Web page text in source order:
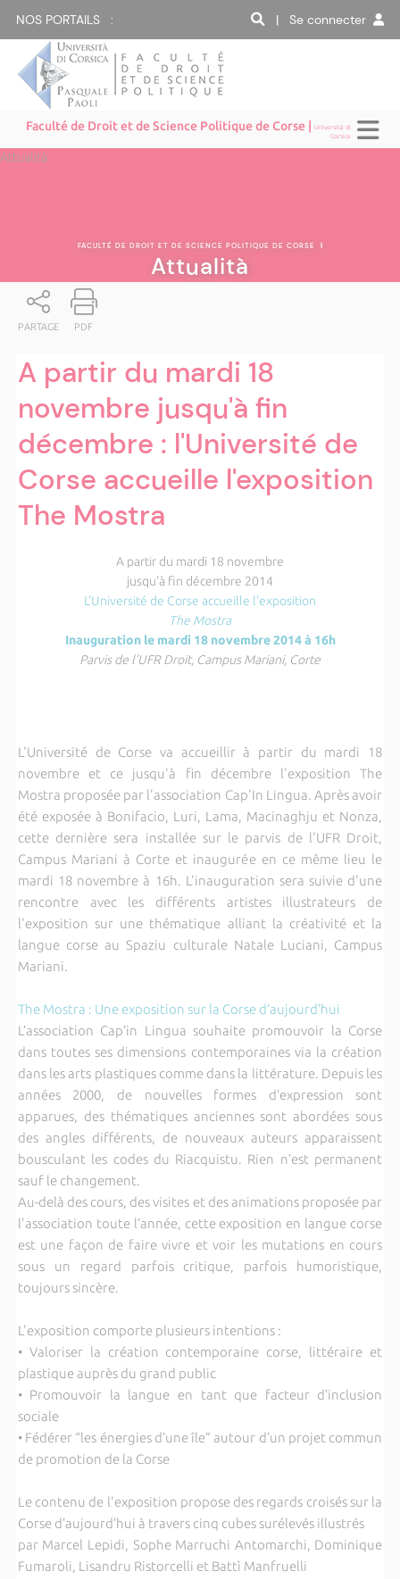
NOS PORTAILS : | Se connecter
Faculté de Droit et de Science Politique de Corse |Università di
Corsica
Attualità
FACULTÉ DE DROIT ET DE SCIENCE POLITIQUE DE CORSE |
Attualità
PARTAGE PDF
A partir du mardi 18
novembre jusqu'à fin
décembre : l'Université de
Corse accueille l'exposition
The Mostra
A partir du mardi 18 novembre
jusqu'à fin décembre 2014
L'Université de Corse accueille l'exposition
The Mostra
Inauguration le mardi 18 novembre 2014 à 16h
Parvis de l'UFR Droit, Campus Mariani, Corte
L'Université de Corse va accueillir à partir du mardi 18
novembre et ce jusqu'à fin décembre l'exposition The
Mostra proposée par l'association Cap'In Lingua. Après avoir
été exposée à Bonifacio, Luri, Lama, Macinaghju et Nonza,
cette dernière sera installée sur le parvis de l'UFR Droit,
Campus Mariani à Corte et inaugurée en ce même lieu le
mardi 18 novembre à 16h. L'inauguration sera suivie d'une
rencontre avec les différents artistes illustrateurs de
l'exposition sur une thématique alliant la créativité et la
langue corse au Spaziu culturale Natale Luciani, Campus
Mariani.
The Mostra : Une exposition sur la Corse d’aujourd’hui
L’association Cap’in Lingua souhaite promouvoir la Corse
dans toutes ses dimensions contemporaines via la création
dans les arts plastiques comme dans la littérature. Depuis les
années 2000, de nouvelles formes d’expression sont
apparues, des thématiques anciennes sont abordées sous
des angles différents, de nouveaux auteurs apparaissent
bousculant les codes du Riacquistu. Rien n’est permanent
sauf le changement.
Au-delà des cours, des visites et des animations proposée par
l'association toute l’année, cette exposition en langue corse
est une façon de faire vivre et voir les mutations en cours
sous un regard parfois critique, parfois humoristique,
toujours sincère.
L'exposition comporte plusieurs intentions :
• Valoriser la création contemporaine corse, littéraire et
plastique auprès du grand public
• Promouvoir la langue en tant que facteur d’inclusion
sociale
• Fédérer “les énergies d’une île” autour d’un projet commun
de promotion de la Corse
Le contenu de l'exposition propose des regards croisés sur la
Corse d’aujourd’hui à travers cinq cubes surélevés illustrés
par Marcel Lepidi, Sophe Marruchi Antomarchi, Dominique
Fumaroli, Lisandru Ristorcelli et Battì Manfruelli